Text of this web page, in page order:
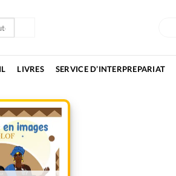
LIVRES SERVICE D’INTERPREPARIAT
Add to
wishlist